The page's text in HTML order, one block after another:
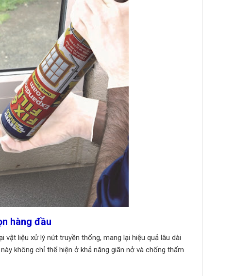
hàng đầu
liệu xử lý nứt truyền thống, mang lại hiệu quả lâu dài
không chỉ thể hiện ở khả năng giãn nở và chống thấm